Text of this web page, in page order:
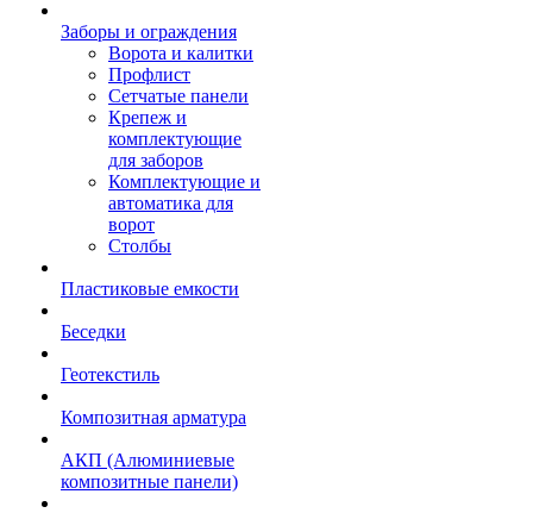
Заборы и ограждения
Ворота и калитки
Профлист
Сетчатые панели
Крепеж и
комплектующие
для заборов
Комплектующие и
автоматика для
ворот
Столбы
Пластиковые емкости
Беседки
Геотекстиль
Композитная арматура
АКП (Алюминиевые
композитные панели)